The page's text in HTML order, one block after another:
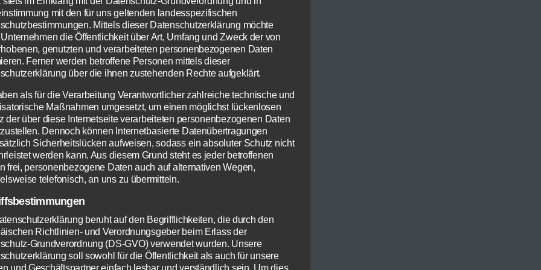
oder Appenzeller
Double
(Chicorée, Endivie, Rucola, Feldsalat)
Essig
mit den für uns geltenden landesspezifischen
Mittels dieser Datenschutzerklärung möchte
die Öffentlichkeit über Art, Umfang und Zweck der von
genutzten und verarbeiteten personenbezogenen Daten
Ferner werden betroffene Personen mittels dieser
über die ihnen zustehenden Rechte aufgeklärt.
als für die Verarbeitung Verantwortlicher zahlreiche technische und
Maßnahmen umgesetzt, um einen möglichst lückenlosen
der über diese Internetseite verarbeiteten personenbezogenen Daten
Dennoch können Internetbasierte Datenübertragungen
Sicherheitslücken aufweisen, sodass ein absoluter Schutz nicht
werden kann. Aus diesem Grund steht es jeder betroffenen
frei, personenbezogene Daten auch auf alternativen Wegen,
telefonisch, an uns zu übermitteln.
beruht auf den Begrifflichkeiten, die durch den
Richtlinien- und Verordnungsgeber beim Erlass der
Grundverordnung (DS-GVO) verwendet wurden. Unsere
soll sowohl für die Öffentlichkeit als auch für unsere
und Geschäftspartner einfach lesbar und verständlich sein. Um dies